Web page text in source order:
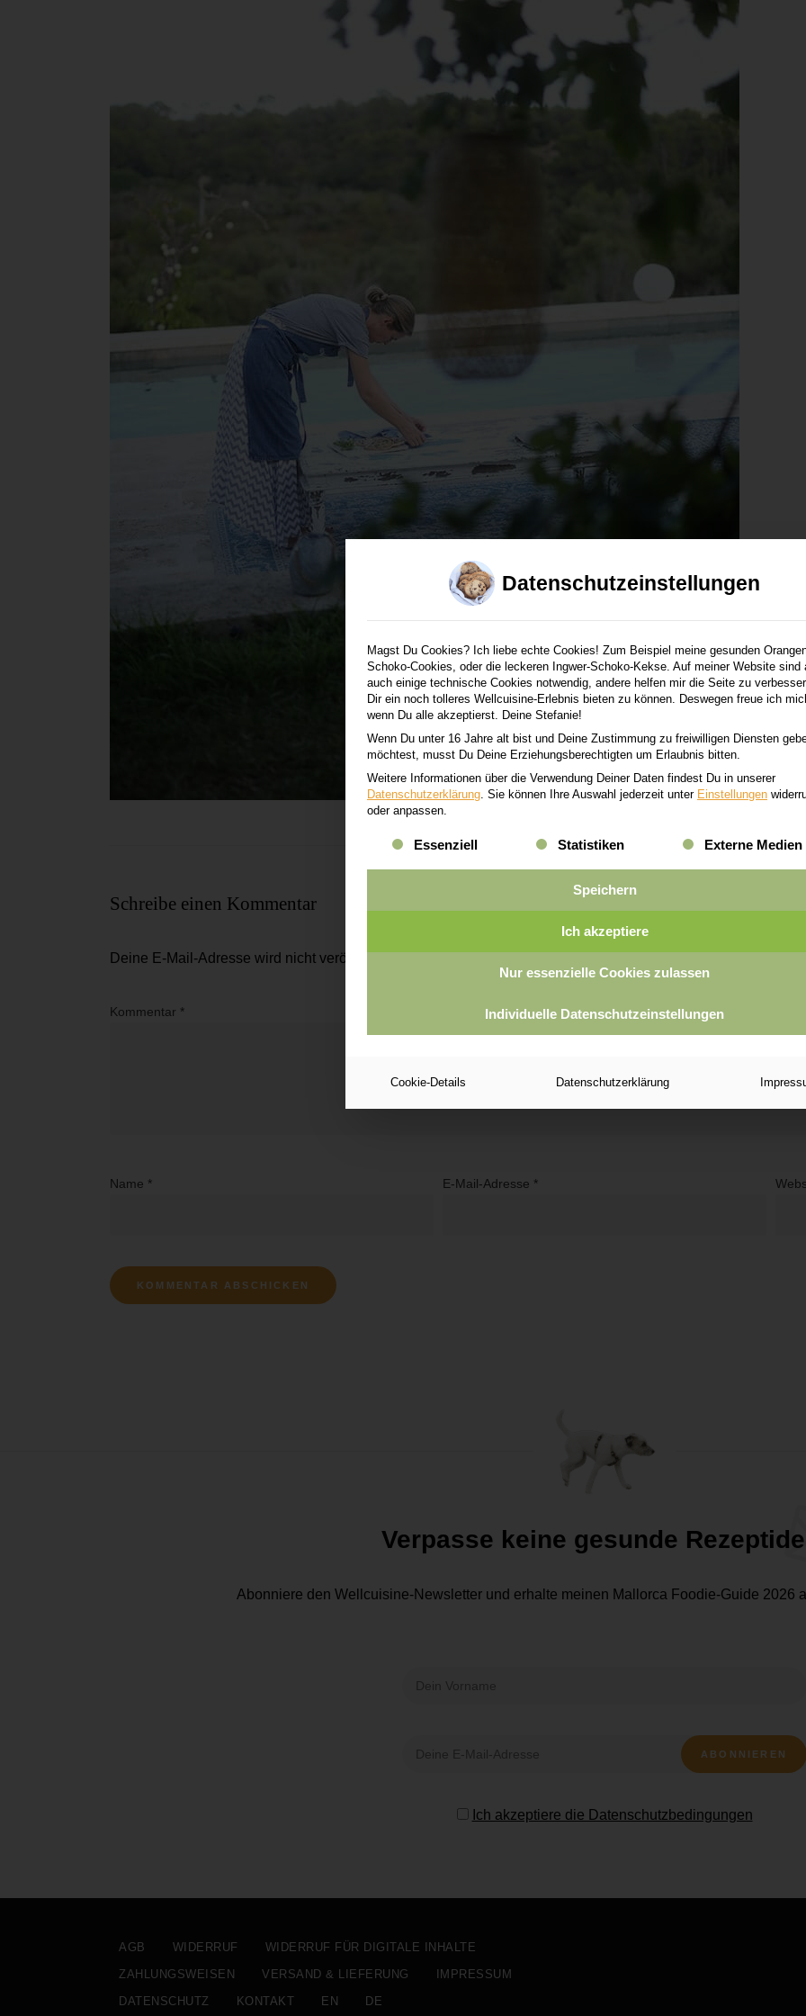
Schreibe einen Kommentar
Deine E-Mail-Adresse wird nicht veröffentlicht.
Kommentar *
Name * E-Mail-Adresse *
Verpasse keine gesunde
Abonniere den Wellcuisine-Newsletter und erhalte meinen Mallorca Foodie-Guide 2026
Ich akzeptiere die Datenschutzbedingungen
AGB WIDERRUF
WIDERRUF FÜR DIGITALE INHALTE
ZAHLUNGSWEISEN
VERSAND & LIEFERUNG
IMPRESSUM
DATENSCHUTZ
KONTAKT EN DE
Datenschutzeinstellungen
Magst Du Cookies? Ich liebe echte Cookies! Zum Beispiel meine gesunden
Schoko-Cookies, oder die leckeren Ingwer-Schoko-Kekse. Auf meiner Website sind
auch einige technische Cookies notwendig, andere helfen mir die Seite zu
Dir ein noch tolleres Wellcuisine-Erlebnis bieten zu können. Deswegen freue ich
wenn Du alle akzeptierst. Deine Stefanie!
Wenn Du unter 16 Jahre alt bist und Deine Zustimmung zu freiwilligen Diensten
möchtest, musst Du Deine Erziehungsberechtigten um Erlaubnis bitten.
Weitere Informationen über die Verwendung Deiner Daten findest Du in unserer
Datenschutzerklärung. Sie können Ihre Auswahl jederzeit unter Einstellungen
oder anpassen.
Es folgt eine Liste der Service-Gruppen, für die eine Einwilligung
Essenziell Statistiken Externe Medien
Speichern
Ich akzeptiere
Nur essenzielle Cookies zulassen
Individuelle Datenschutzeinstellungen
Cookie-Details Datenschutzerklärung